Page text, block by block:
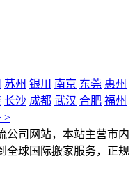
苏州 银川 南京 东莞 惠州
长沙 成都 武汉 合肥 福州
>
公司网站，本站主营市内
全球国际搬家服务，正规